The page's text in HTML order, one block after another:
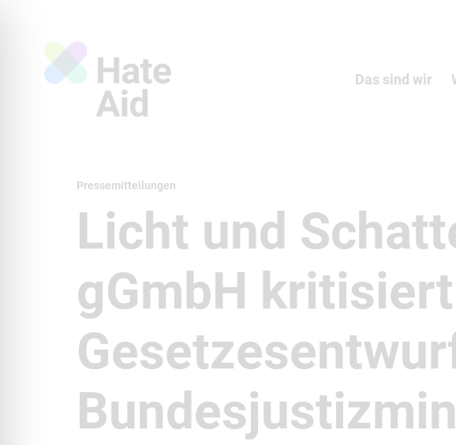
Das sind wir
Pressemitteilungen
Licht und
gGmbH